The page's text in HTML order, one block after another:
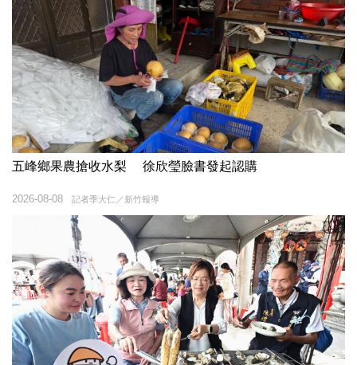
五峰鄉果農搶收水梨 徐欣瑩臉書發起認購
記者季大仁／新竹報導
2026-08-08